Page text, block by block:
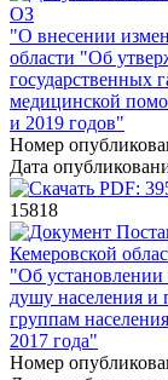
ОЗ
"О внесении
области "Об
государственных
медицинской
и 2019 годов"
Номер
Дата
PDF:
15818
Кемеровской
"Об
душу населения и
группам
2017 года"
Номер